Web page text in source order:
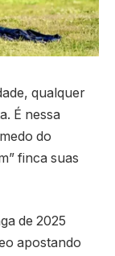
qualquer
É nessa
do
finca suas
de 2025
apostando